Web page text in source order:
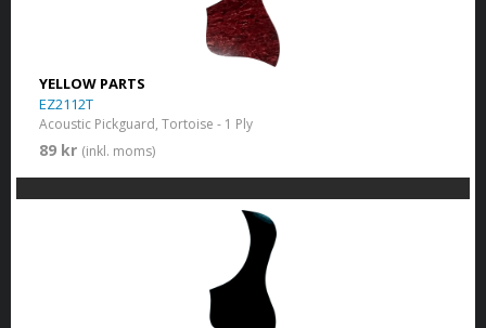
YELLOW PARTS
EZ2112T
Acoustic Pickguard, Tortoise - 1 Ply
89 kr (inkl. moms)